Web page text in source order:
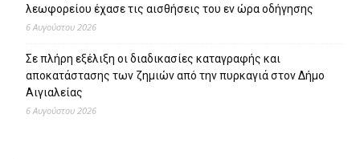
λεωφορείου έχασε τις αισθήσεις του εν ώρα οδήγησης
6 Αυγούστου 2026
Σε πλήρη εξέλιξη οι διαδικασίες καταγραφής και
αποκατάστασης των ζημιών από την πυρκαγιά στον Δήμο
Αιγιαλείας
6 Αυγούστου 2026